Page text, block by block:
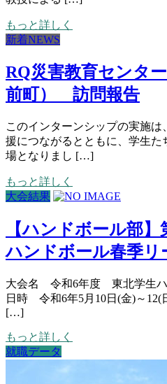
もっと詳しく
新着NEWS
RQ災害教育センタ
前町） 訪問報告
このインターンシップの実施
援につながるとともに、学生
場となりまし […]
もっと詳しく
大会結果
【ハンドボール部
ハンドボール春季リ
大会名 令和6年度 東北学生
日時 令和6年5月10日(金)～
[…]
もっと詳しく
就職データ